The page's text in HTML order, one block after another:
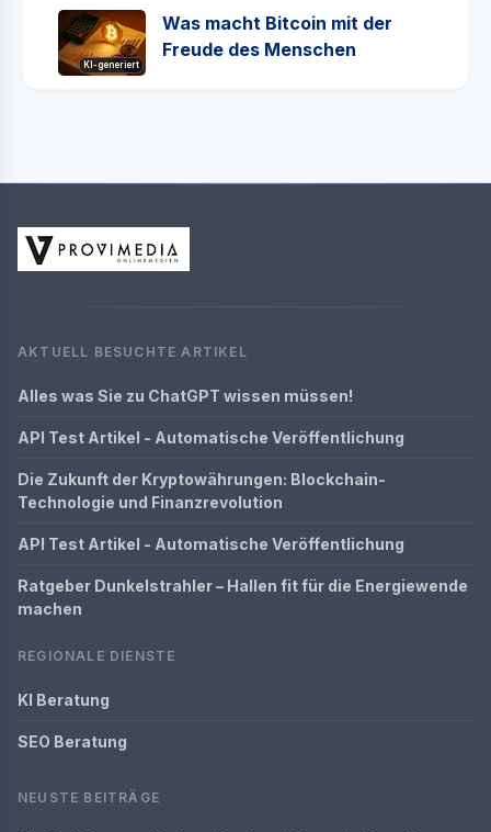
KI-generiert
Was macht Bitcoin mit der
Freude des Menschen
AKTUELL BESUCHTE ARTIKEL
Alles was Sie zu ChatGPT wissen müssen!
API Test Artikel - Automatische Veröffentlichung
Die Zukunft der Kryptowährungen: Blockchain-
Technologie und Finanzrevolution
API Test Artikel - Automatische Veröffentlichung
Ratgeber Dunkelstrahler – Hallen fit für die Energiewende
machen
REGIONALE DIENSTE
KI Beratung
SEO Beratung
NEUSTE BEITRÄGE